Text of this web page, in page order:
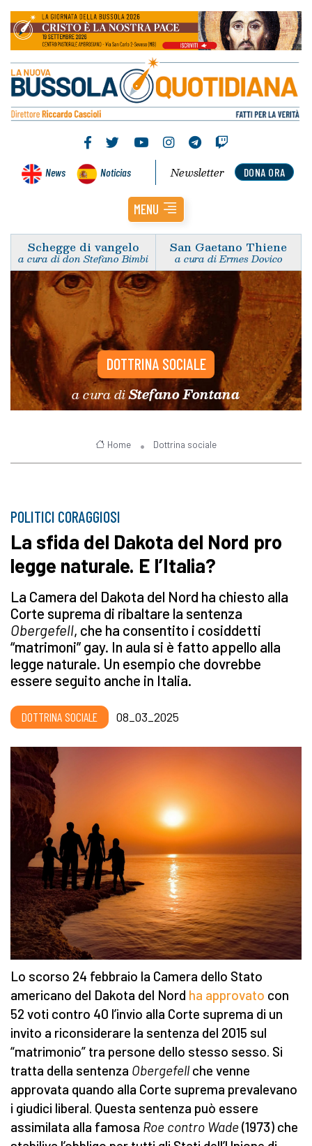
News Noticias DONA ORA
Newsletter
MENU
Schegge di vangelo
a cura di don Stefano Bimbi
San Gaetano Thiene
a cura di Ermes Dovico
DOTTRINA SOCIALE
a cura diStefano Fontana
Home Dottrina sociale
POLITICI CORAGGIOSI
La sfida del Dakota del Nord pro
legge naturale. E l’Italia?
La Camera del Dakota del Nord ha chiesto alla
Corte suprema di ribaltare la sentenza
Obergefell, che ha consentito i cosiddetti
“matrimoni” gay. In aula si è fatto appello alla
legge naturale. Un esempio che dovrebbe
essere seguito anche in Italia.
DOTTRINA SOCIALE 08_03_2025
Lo scorso 24 febbraio la Camera dello Stato
americano del Dakota del Nord ha approvato con
52 voti contro 40 l’invio alla Corte suprema di un
invito a riconsiderare la sentenza del 2015 sul
“matrimonio” tra persone dello stesso sesso. Si
tratta della sentenza Obergefell che venne
approvata quando alla Corte suprema prevalevano
i giudici liberal. Questa sentenza può essere
assimilata alla famosa Roe contro Wade(1973) che